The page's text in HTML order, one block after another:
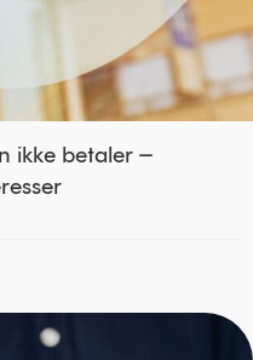
ikke betaler –